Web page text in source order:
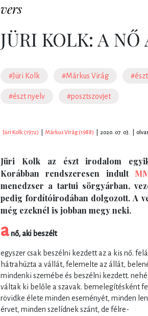
vers
JÜRI KOLK: A NŐ
#Jüri Kolk #Márkus Virág
#észt nyelv #posztszovjet
Jüri Kolk (1972) Márkus Virág (1988) 2020. 07. 03.
Jüri Kolk az észt irodalom egyik
Korábban rendszeresen indult
menedzser a tartui sörgyárban,
pedig fordítóirodában dolgozott. A
még ezeknél is jobban megy neki.
a nő, aki beszélt
egyszer csak beszélni kezdett az a kis nő.
hátrahúzta a vállát, felemelte az állát,
mindenki szemébe és beszélni kezdett.
váltak ki belőle a szavak. bemelegítésként
rövidke élete minden eseményét, minden
érvet, minden szelídnek szánt, de félre-